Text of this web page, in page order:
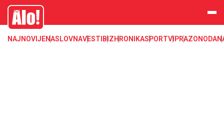
Alo
NAJNOVIJENASLOVNAVESTI BIZHRONIKASPORTVIPRAZONODA